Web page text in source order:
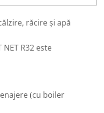
răcire și apă
R32 este
(cu boiler